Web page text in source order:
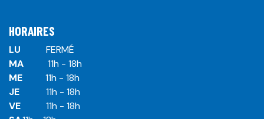
HORAIRES
LU
​ ​FERMÉ
MA
​11h - 18h
ME
​11h - 18h
JE
​​11h - 18h
VE
​​​11h - 18h